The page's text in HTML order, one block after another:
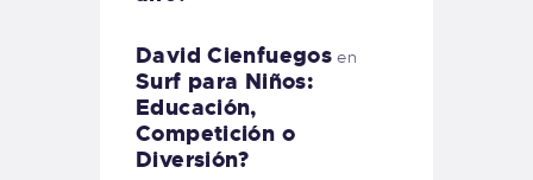
David Cienfuegos en
Surf para Niños:
Educación,
Competición o
Diversión?